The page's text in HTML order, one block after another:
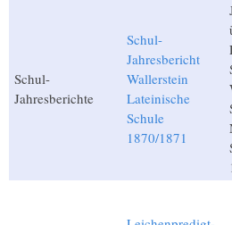
Schul-
Jahresberichte
Schul-
Jahresbericht
Wallerstein
Lateinische
Schule
1870/1871